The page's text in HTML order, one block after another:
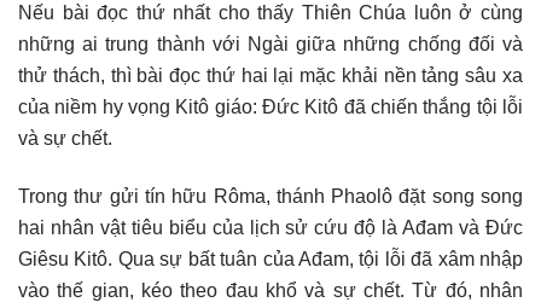
Nếu bài đọc thứ nhất cho thấy Thiên Chúa luôn ở cùng
những ai trung thành với Ngài giữa những chống đối và
thử thách, thì bài đọc thứ hai lại mặc khải nền tảng sâu xa
của niềm hy vọng Kitô giáo: Đức Kitô đã chiến thắng tội lỗi
và sự chết.
Trong thư gửi tín hữu Rôma, thánh Phaolô đặt song song
hai nhân vật tiêu biểu của lịch sử cứu độ là Ađam và Đức
Giêsu Kitô. Qua sự bất tuân của Ađam, tội lỗi đã xâm nhập
vào thế gian, kéo theo đau khổ và sự chết. Từ đó, nhân